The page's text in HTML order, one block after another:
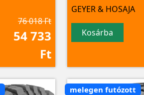
76 018 Ft
54 733
Ft
GEYER & HOSAJA
Kosárba
melegen futózott